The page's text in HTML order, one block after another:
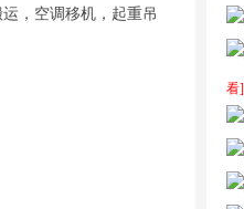
，空调移机，起重吊
看]